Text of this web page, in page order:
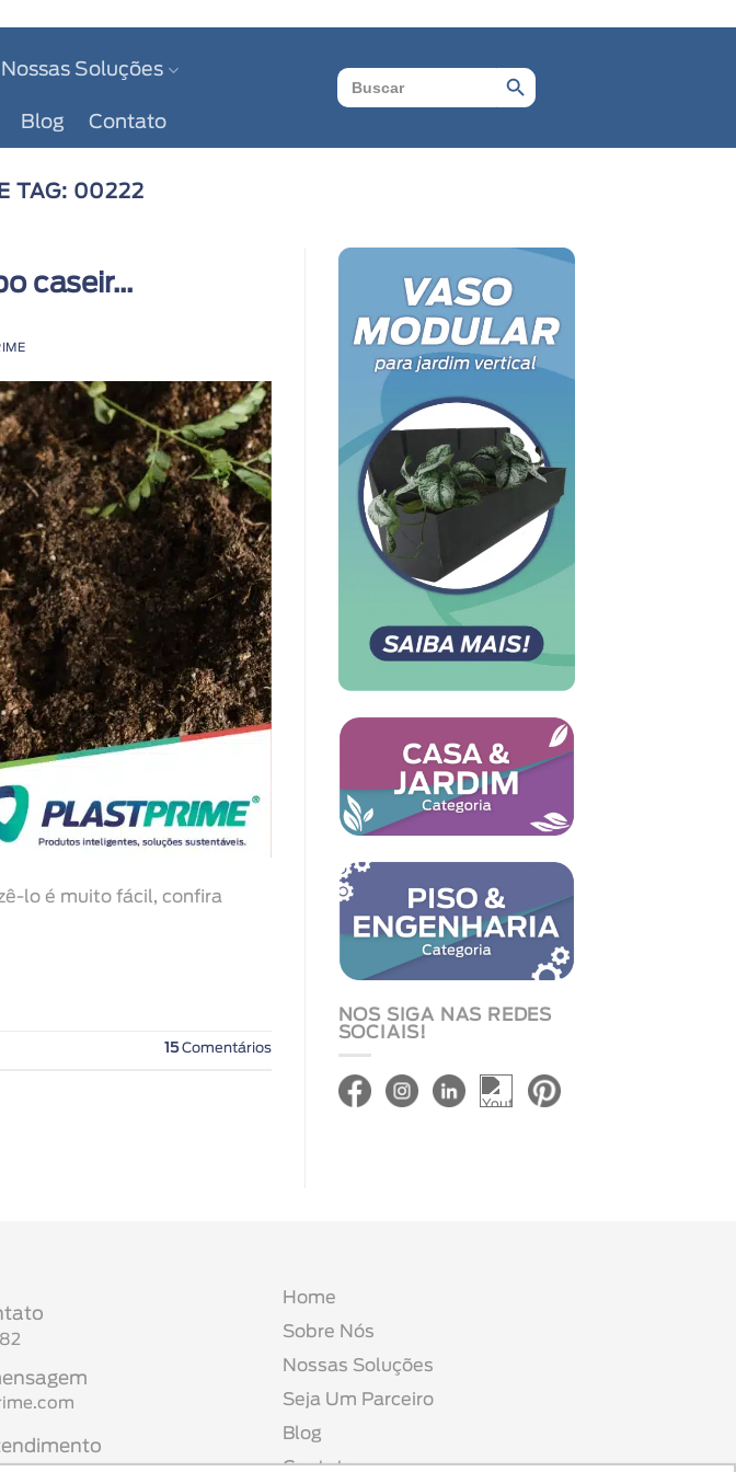
Nossas Soluções
Blog Contato
Search
for:
Search Button
TAG: 00222
caseir...
lo é muito fácil, confira
15Comentários
NOS SIGA NAS REDES
SOCIAIS!
Home
Sobre Nós
Nossas Soluções
Seja Um Parceiro
Blog
Contato